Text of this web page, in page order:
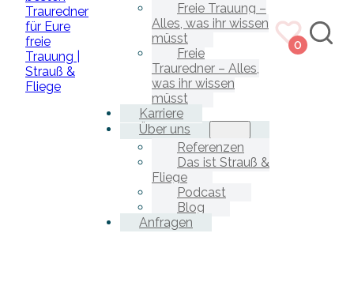
Freie Trauung –
Alles, was ihr wissen
müsst
Freie
Trauredner – Alles,
was ihr wissen
müsst
Karriere
Über uns
Referenzen
Das ist Strauß &
Fliege
Podcast
Blog
Anfragen
0